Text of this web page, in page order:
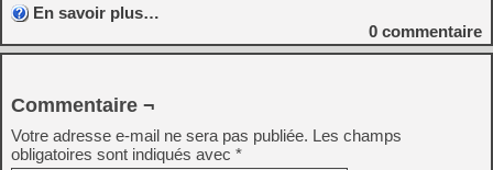
En savoir plus…
0 commentaire
Commentaire ¬
Votre adresse e-mail ne sera pas publiée. Les champs
obligatoires sont indiqués avec *